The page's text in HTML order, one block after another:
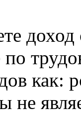
по
как:
не